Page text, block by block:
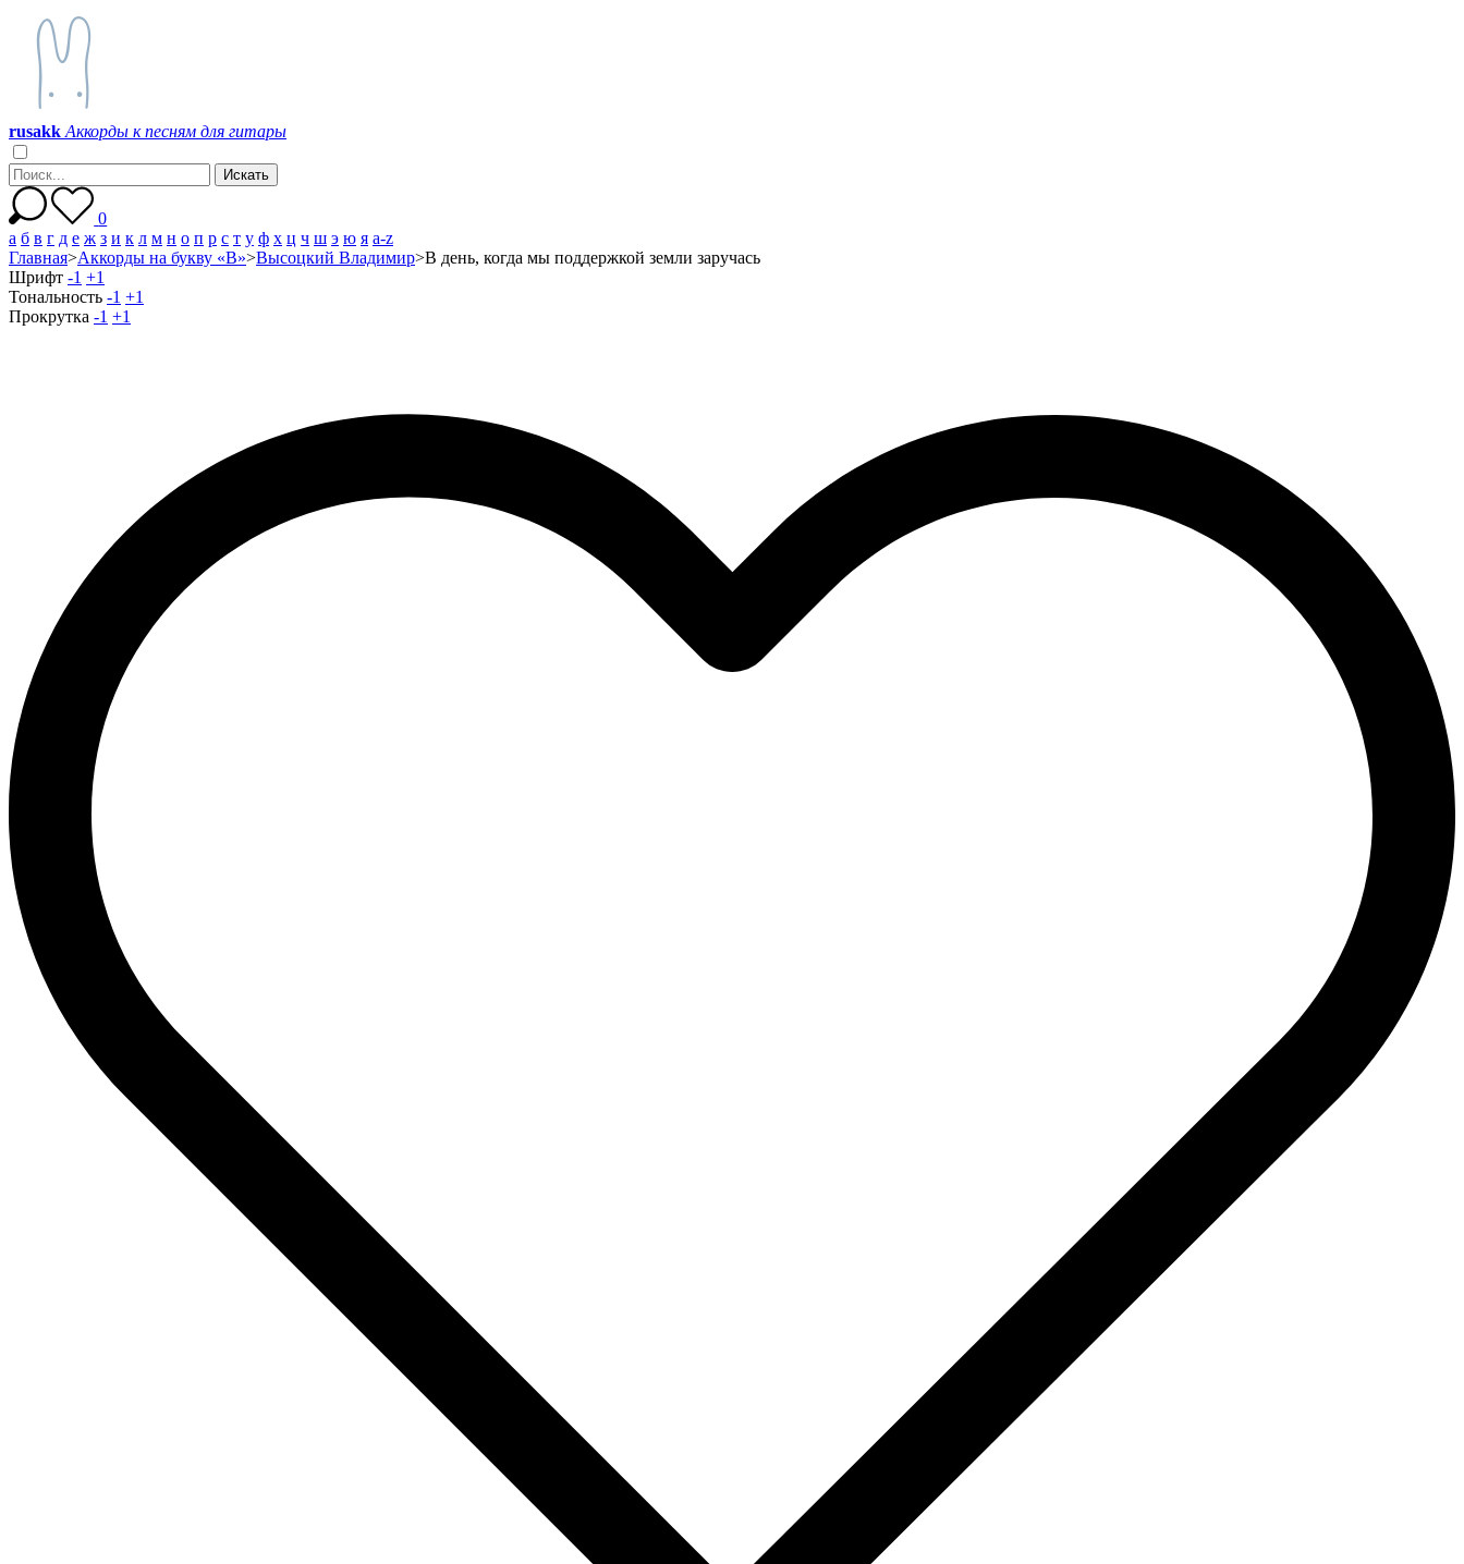
rusakk Аккорды к песням для гитары
0
а б в г д е ж з и к л м н о п р с т у ф х ц ч ш э ю я a-z
Главная>Аккорды на букву «В»>Высоцкий Владимир>В день, когда мы поддержкой земли заручась
Шрифт -1 +1
Тональность -1 +1
Прокрутка -1 +1